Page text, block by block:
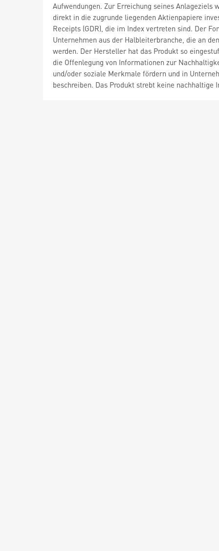
Aufwendungen. Zur Erreichung seines
direkt in die zugrunde liegenden Aktienpapiere
Receipts (GDR), die im Index vertreten sind. Der
Unternehmen aus der Halbleiterbranche, die an
werden. Der Hersteller hat das Produkt so
die Offenlegung von Informationen zur
und/oder soziale Merkmale fördern und in
beschreiben. Das Produkt strebt keine nachhaltige